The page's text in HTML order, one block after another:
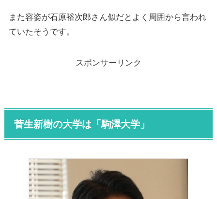
また容姿が石原裕次郎さん似だとよく周囲から言われ
ていたそうです。
スポンサーリンク
菅生新樹の大学は「駒澤大学」